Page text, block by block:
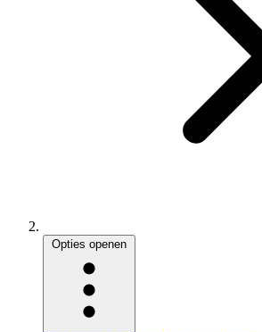
Opties openen